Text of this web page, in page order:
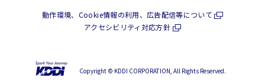
動作環境、Cookie情報の利用、広告配信等について
アクセシビリティ対応方針
Copyright © KDDI CORPORATION, All Rights Reserved.